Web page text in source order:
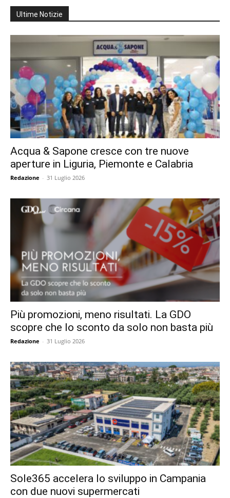
Ultime Notizie
Acqua & Sapone cresce con tre nuove
aperture in Liguria, Piemonte e Calabria
Redazione - 31 Luglio 2026
Più promozioni, meno risultati. La GDO
scopre che lo sconto da solo non basta più
Redazione - 31 Luglio 2026
Sole365 accelera lo sviluppo in Campania
con due nuovi supermercati